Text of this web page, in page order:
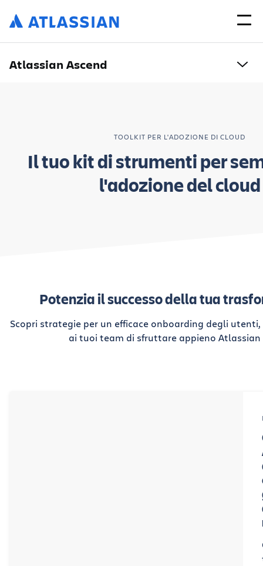
Atlassian Ascend
TOOLKIT PER L'ADOZIONE DI CLOUD
Il tuo kit di strumenti per
l'adozione del cloud
Potenzia il successo della tua
Scopri strategie per un efficace onboarding degli
ai tuoi team di sfruttare appieno Atlassian